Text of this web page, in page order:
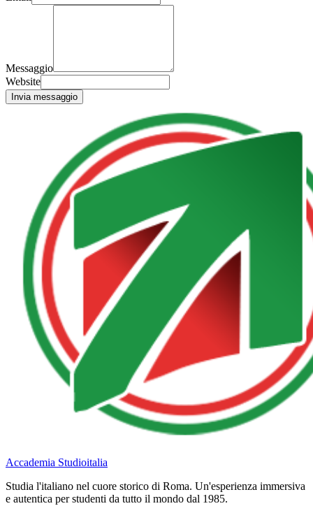
Messaggio
Website
Invia messaggio
Accademia Studioitalia
Studia l'italiano nel cuore storico di Roma. Un'esperienza immersiva
e autentica per studenti da tutto il mondo dal 1985.